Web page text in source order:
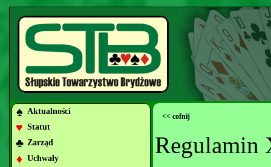
♠ Aktualności
♥ Statut
♣ Zarząd
♦ Uchwały
<< cofnij
Regulamin